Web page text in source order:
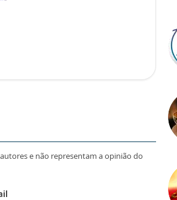
e não representam a opinião do